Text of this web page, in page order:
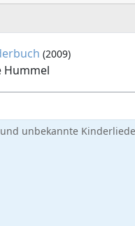
(2009)
Hummel
unbekannte